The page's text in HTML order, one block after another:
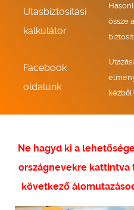
Utasbiztosítási
kalkulátor
össze
Facebook
oldalunk
Utazási
kézből!
Ne hagyd ki a
országnevekre kattintva
következő